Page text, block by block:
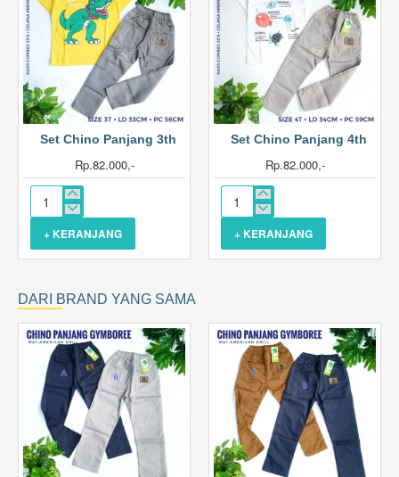
Baru
Stock Habis
Set Chino Panjang 3th
Rp.82.000,-
Set
Chino
Panjang
3th
+ KERANJANG
Baru
Stock Habis
Set Chino Panjang 4th
Rp.82.000,-
Set
Chino
Panjang
4th
+ KERANJANG
DARI BRAND YANG SAMA